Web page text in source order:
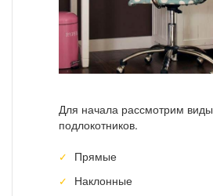
Для начала рассмотрим виды
подлокотников.
Прямые
Наклонные